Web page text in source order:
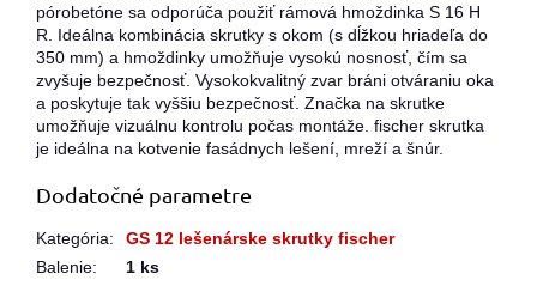
pórobetóne sa odporúča použiť rámová hmoždinka S 16 H
R. Ideálna kombinácia skrutky s okom (s dĺžkou hriadeľa do
350 mm) a hmoždinky umožňuje vysokú nosnosť, čím sa
zvyšuje bezpečnosť. Vysokokvalitný zvar bráni otváraniu oka
a poskytuje tak vyššiu bezpečnosť. Značka na skrutke
umožňuje vizuálnu kontrolu počas montáže. fischer skrutka
je ideálna na kotvenie fasádnych lešení, mreží a šnúr.
Dodatočné parametre
Kategória:
GS 12 lešenárske skrutky fischer
Balenie: 1 ks